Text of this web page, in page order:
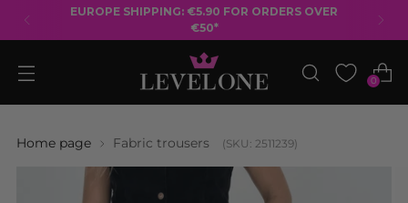
0
EUROPE SHIPPING: €5.90 FOR ORDERS OVER
€50*
Home page Fabric trousers (SKU: 2511239)